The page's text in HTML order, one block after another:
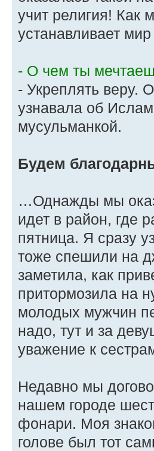
учит религия! Как
устанавливает
- О чем ты
- Укреплять веру.
узнавала об
мусульманкой.
Будем
…Однажды мы
идет в район, где
пятница. Я сразу
тоже спешили на
заметила, как
притормозила на
молодых мужчин
надо, тут и за
уважение к
Недавно мы
нашем городе
фонари. Моя
голове был тот